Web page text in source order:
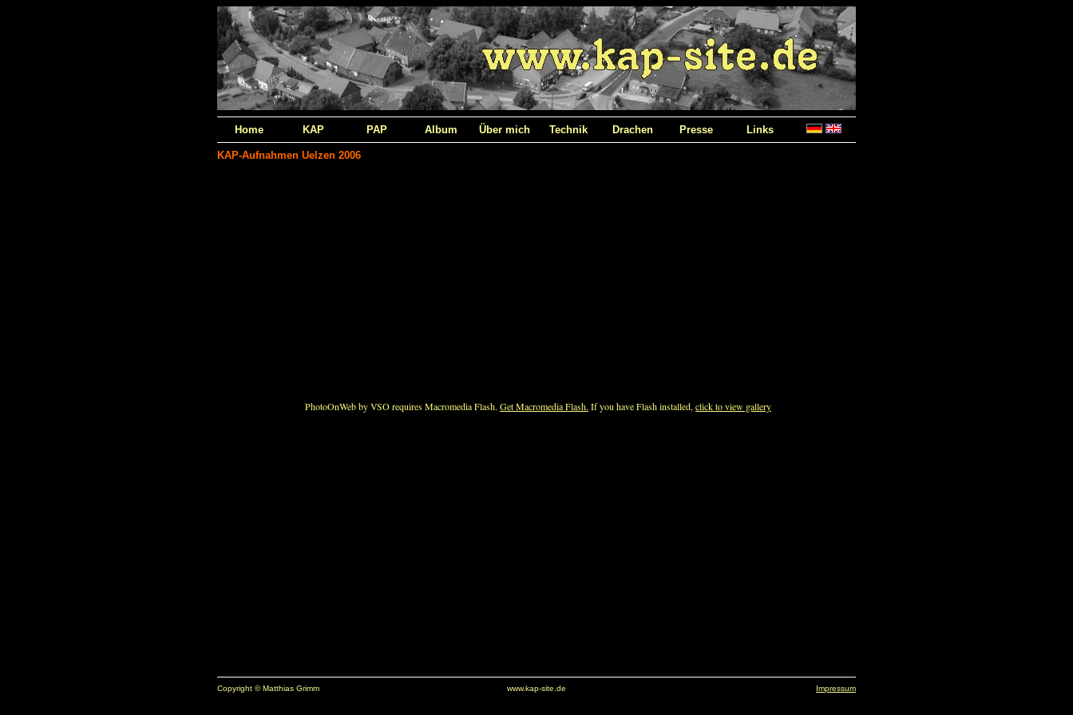
Home KAP PAP Album Über mich Technik Drachen Presse Links
KAP-Aufnahmen Uelzen 2006
Copyright © Matthias Grimm www.kap-site.de Impressum